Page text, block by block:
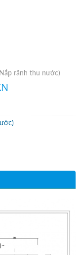
rãnh thu nước)